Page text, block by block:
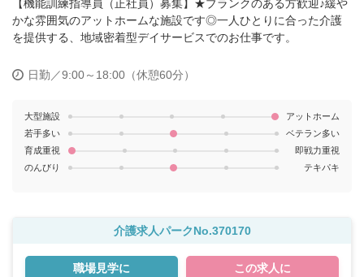
【機能訓練指導員（正社員）募集】★ブランクのある方歓迎♪緩や
かな雰囲気のアットホームな施設です◎一人ひとりに合った介護
を提供する、地域密着型デイサービスでのお仕事です。
日勤／9:00～18:00（休憩60分）
大型施設
アットホーム
若手多い
ベテラン多い
育成重視
即戦力重視
のんびり
テキパキ
介護求人パークNo.370170
職場見学に
この求人に